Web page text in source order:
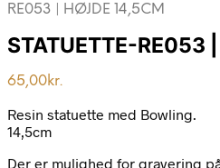
RE053 | HØJDE 14,5CM
STATUETTE-RE053
65,00kr.
Resin statuette med Bowling.
14,5cm
Der er mulighed for gravering